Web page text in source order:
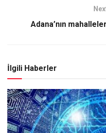
Adana’nın
İlgili Haberler